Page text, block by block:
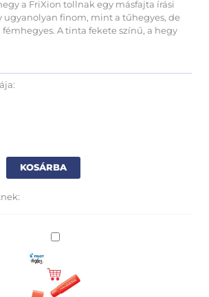
a FriXion tollnak egy másfajta írási
ugyanolyan finom, mint a tűhegyes, de
A tinta fekete színű, a hegy
KOSÁRBA
Pilot
pecsét
-